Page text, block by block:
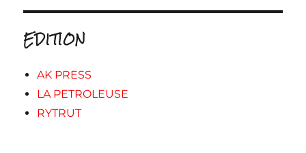
EDITION
AK PRESS
LA PETROLEUSE
RYTRUT